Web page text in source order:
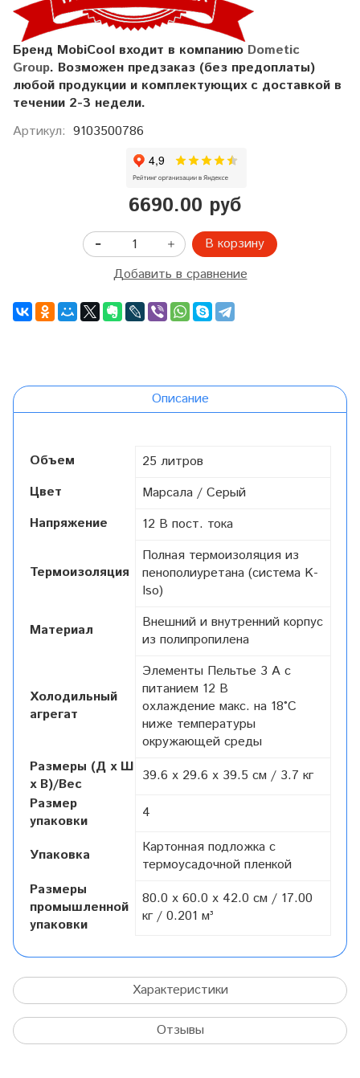
Бренд MobiCool входит в компанию Dometic
Group. Возможен предзаказ (без предоплаты)
любой продукции и комплектующих с доставкой в
течении 2-3 недели.
Артикул: 9103500786
6690.00 руб
В корзину
Добавить в сравнение
Описание
Объем
25 литров
Цвет
Марсала / Серый
Напряжение
12 В пост. тока
Термоизоляция
Полная термоизоляция из
пенополиуретана (система K-
Iso)
Материал
Внешний и внутренний корпус
из полипропилена
Холодильный
агрегат
Элементы Пельтье 3 A с
питанием 12 В
охлаждение макс. на 18°C
ниже температуры
окружающей среды
Размеры (Д x Ш
x В)/Вес
39.6 x 29.6 x 39.5 см / 3.7 кг
Размер
упаковки
4
Упаковка
Картонная подложка с
термоусадочной пленкой
Размеры
промышленной
упаковки
80.0 x 60.0 x 42.0 см / 17.00
кг / 0.201 м³
Характеристики
Отзывы